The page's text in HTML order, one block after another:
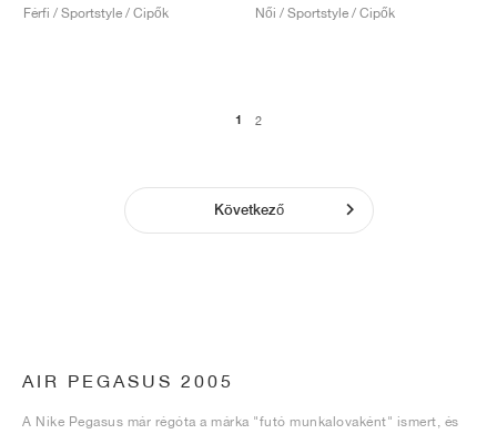
Férfi / Sportstyle / Cipők
Női / Sportstyle / Cipők
1 2
Következő
AIR PEGASUS 2005
A Nike Pegasus már régóta a márka "futó munkalovaként" ismert, és